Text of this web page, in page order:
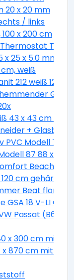
20 x 20 mm
/ links
x 200 cm
Thermostat
25 x 5.0 mm -
weiß
212 weiß 12,5 x
43 x 43 cm
+
PVC Modell 70
87 88 x 200
120 cm
Beat floral
18 V-LI C
Passat (B6)
x 300 cm mit 2.
x 870 cm mit